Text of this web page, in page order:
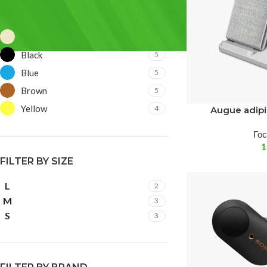
Black 5
Blue 5
Brown 5
Yellow 4
FILTER BY SIZE
L 2
M 3
S 3
Augue